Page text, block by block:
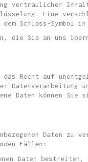
vertraulicher
Eine
Schloss-Symbol
die Sie an uns
das Recht auf
Daten können Sie
Daten zu
Fällen:
Daten